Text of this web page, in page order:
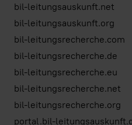
bil-leitungsauskunft.net
bil-leitungsauskunft.org
bil-leitungsrecherche.com
bil-leitungsrecherche.de
bil-leitungsrecherche.eu
bil-leitungsrecherche.net
bil-leitungsrecherche.org
portal.bil-